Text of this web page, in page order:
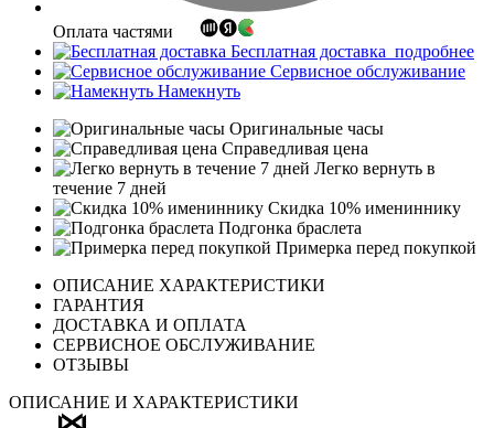
Оплата частями
Бесплатная доставка подробнее
Сервисное обслуживание
Намекнуть
Оригинальные часы
Справедливая цена
Легко вернуть в
течение 7 дней
Скидка 10% имениннику
Подгонка браслета
Примерка перед покупкой
ОПИСАНИЕ ХАРАКТЕРИСТИКИ
ГАРАНТИЯ
ДОСТАВКА И ОПЛАТА
СЕРВИСНОЕ ОБСЛУЖИВАНИЕ
ОТЗЫВЫ
ОПИСАНИЕ И ХАРАКТЕРИСТИКИ